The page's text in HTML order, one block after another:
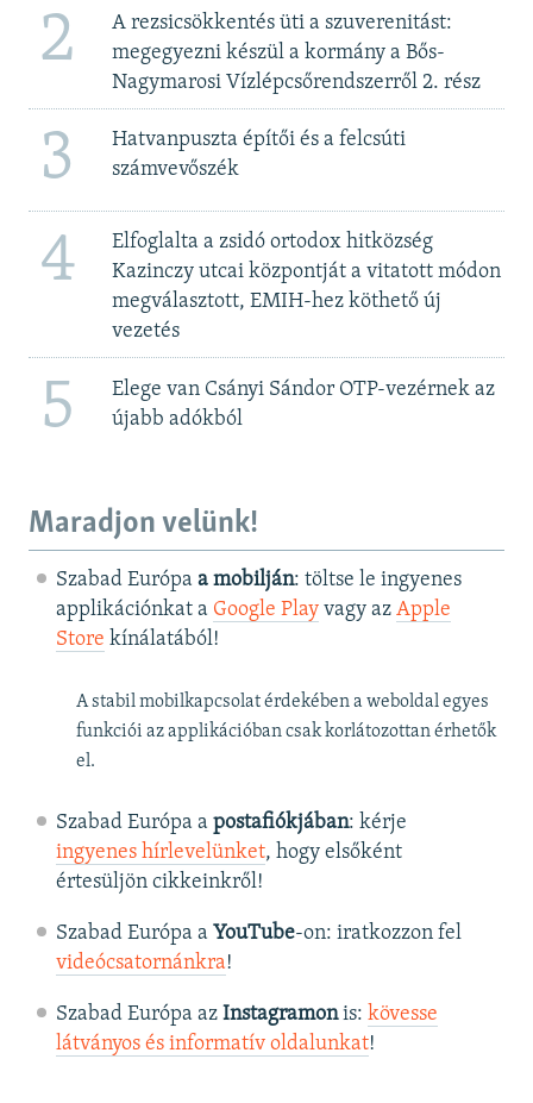
2
A rezsicsökkentés üti a szuverenitást:
megegyezni készül a kormány a Bős-
Nagymarosi Vízlépcsőrendszerről 2. rész
3
Hatvanpuszta építői és a felcsúti
számvevőszék
4
Elfoglalta a zsidó ortodox hitközség
Kazinczy utcai központját a vitatott módon
megválasztott, EMIH-hez köthető új
vezetés
5
Elege van Csányi Sándor OTP-vezérnek az
újabb adókból
Maradjon velünk!
Szabad Európa a mobilján: töltse le ingyenes
applikációnkat a Google Playvagy az Apple
Store kínálatából!
A stabil mobilkapcsolat érdekében a weboldal egyes
funkciói az applikációban csak korlátozottan érhetők
el.
Szabad Európa a postafiókjában: kérje
ingyenes hírlevelünket, hogy elsőként
értesüljön cikkeinkről!
Szabad Európa a YouTube-on: iratkozzon fel
videócsatornánkra!
Szabad Európa az Instagramonis: kövesse
látványos és informatív oldalunkat! ​